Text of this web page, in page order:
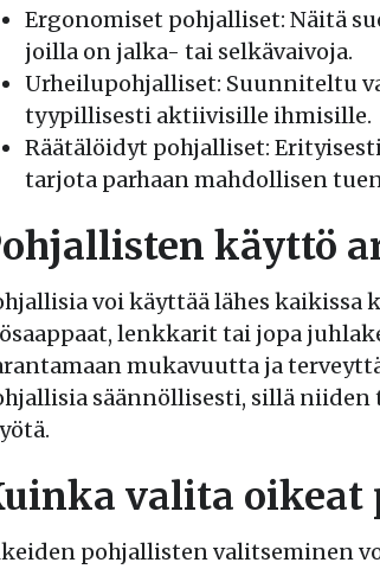
Ergonomiset pohjalliset: Näitä
joilla on jalka- tai selkävaivoja.
Urheilupohjalliset: Suunniteltu
tyypillisesti aktiivisille ihmisille.
Räätälöidyt pohjalliset:
tarjota parhaan mahdollisen
käyttö
voi käyttää lähes kaikissa
lenkkarit tai jopa
mukavuutta ja
säännöllisesti, sillä
valita oikeat
pohjallisten valitseminen